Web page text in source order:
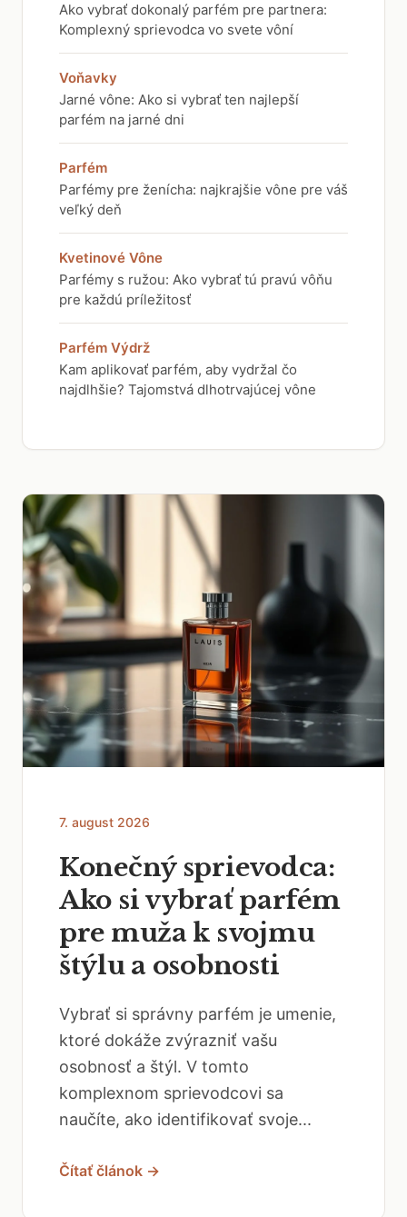
Ako vybrať dokonalý parfém pre partnera:
Komplexný sprievodca vo svete vôní
Voňavky
Jarné vône: Ako si vybrať ten najlepší
parfém na jarné dni
Parfém
Parfémy pre ženícha: najkrajšie vône pre váš
veľký deň
Kvetinové Vône
Parfémy s ružou: Ako vybrať tú pravú vôňu
pre každú príležitosť
Parfém Výdrž
Kam aplikovať parfém, aby vydržal čo
najdlhšie? Tajomstvá dlhotrvajúcej vône
7. august 2026
Konečný sprievodca:
Ako si vybrať parfém
pre muža k svojmu
štýlu a osobnosti
Vybrať si správny parfém je umenie,
ktoré dokáže zvýrazniť vašu
osobnosť a štýl. V tomto
komplexnom sprievodcovi sa
naučíte, ako identifikovať svoje...
Čítať článok →